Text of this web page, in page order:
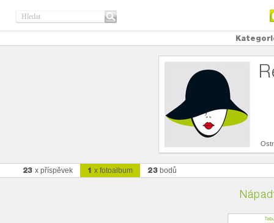
23 x příspěvek 1 x fotoalbum 23 bodů